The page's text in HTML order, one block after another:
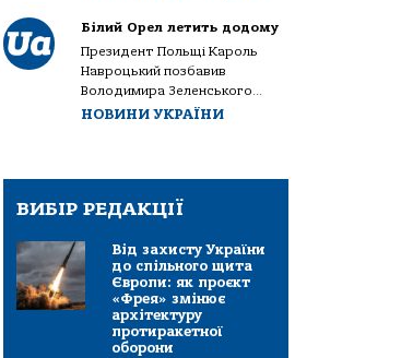
Білий Орел летить додому
Президент Польщі Кароль
Навроцький позбавив
Володимира Зеленського...
НОВИНИ УКРАЇНИ
ВИБІР РЕДАКЦІЇ
Від захисту України
до спільного щита
Європи: як проєкт
«Фрея» змінює
архітектуру
протиракетної
оборони